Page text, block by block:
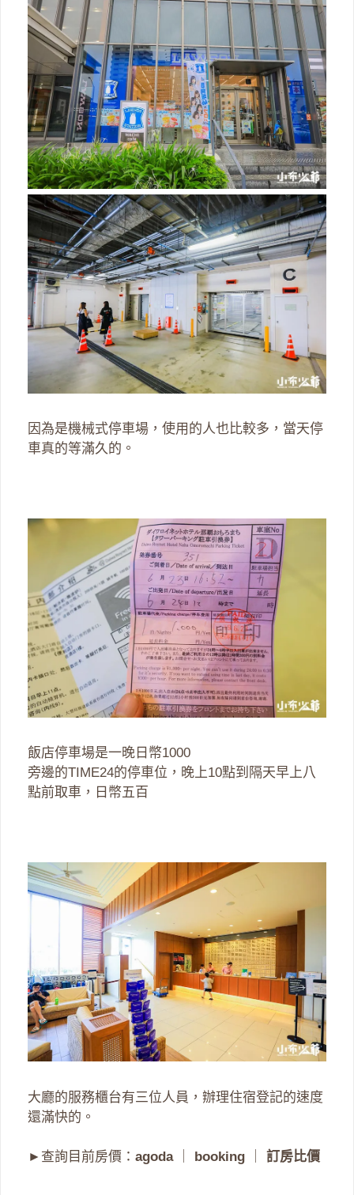
因為是機械式停車場，使用的人也比較多，當天停
車真的等滿久的。
飯店停車場是一晚日幣1000
旁邊的TIME24的停車位，晚上10點到隔天早上八
點前取車，日幣五百
大廳的服務櫃台有三位人員，辦理住宿登記的速度
還滿快的。
►查詢目前房價： agoda｜ booking 訂房比價